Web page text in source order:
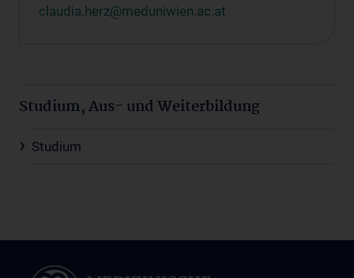
claudia.herz@meduniwien.ac.at
Studium, Aus- und Weiterbildung
Studium